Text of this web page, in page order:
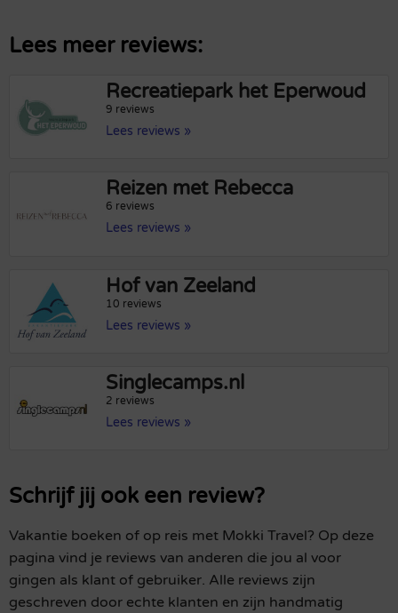
Lees meer reviews:
Recreatiepark het Eperwoud
9 reviews
Lees reviews »
Reizen met Rebecca
6 reviews
Lees reviews »
Hof van Zeeland
10 reviews
Lees reviews »
Singlecamps.nl
2 reviews
Lees reviews »
Schrijf jij ook een review?
Vakantie boeken of op reis met Mokki Travel? Op deze
pagina vind je reviews van anderen die jou al voor
gingen als klant of gebruiker. Alle reviews zijn
geschreven door echte klanten en zijn handmatig